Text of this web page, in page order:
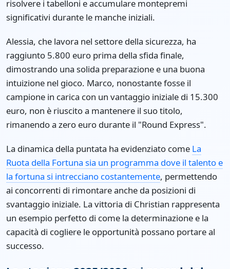
risolvere i tabelloni e accumulare montepremi
significativi durante le manche iniziali.
Alessia, che lavora nel settore della sicurezza, ha
raggiunto 5.800 euro prima della sfida finale,
dimostrando una solida preparazione e una buona
intuizione nel gioco. Marco, nonostante fosse il
campione in carica con un vantaggio iniziale di 15.300
euro, non è riuscito a mantenere il suo titolo,
rimanendo a zero euro durante il "Round Express".
La dinamica della puntata ha evidenziato come La
Ruota della Fortuna sia un programma dove il talento e
la fortuna si intrecciano costantemente, permettendo
ai concorrenti di rimontare anche da posizioni di
svantaggio iniziale. La vittoria di Christian rappresenta
un esempio perfetto di come la determinazione e la
capacità di cogliere le opportunità possano portare al
successo.